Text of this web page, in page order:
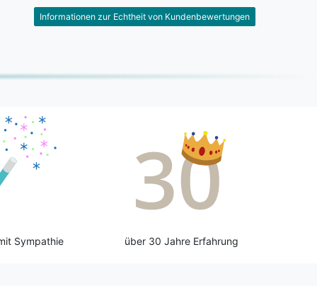
Informationen zur Echtheit von Kundenbewertungen
Sympathie über 30 Jahre Erfahrung